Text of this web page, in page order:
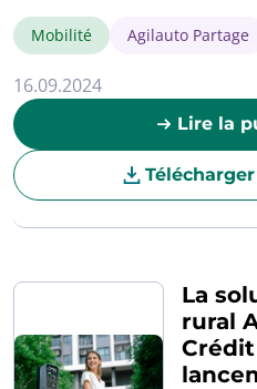
Mobilité Agilauto Partage
16.09.2024
Lire la
La
rural
Crédit